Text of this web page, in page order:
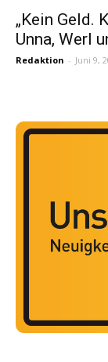
„Kein Geld.
Unna, Werl
Redaktion - Juni 9,